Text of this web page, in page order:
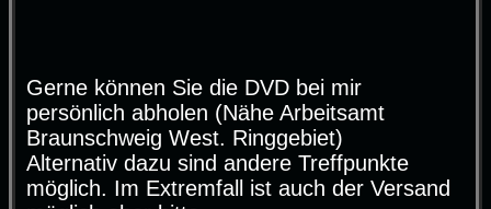
Gerne können Sie die DVD bei mir
persönlich abholen (Nähe Arbeitsamt
Braunschweig West. Ringgebiet)
Alternativ dazu sind andere Treffpunkte
möglich. Im Extremfall ist auch der Versand